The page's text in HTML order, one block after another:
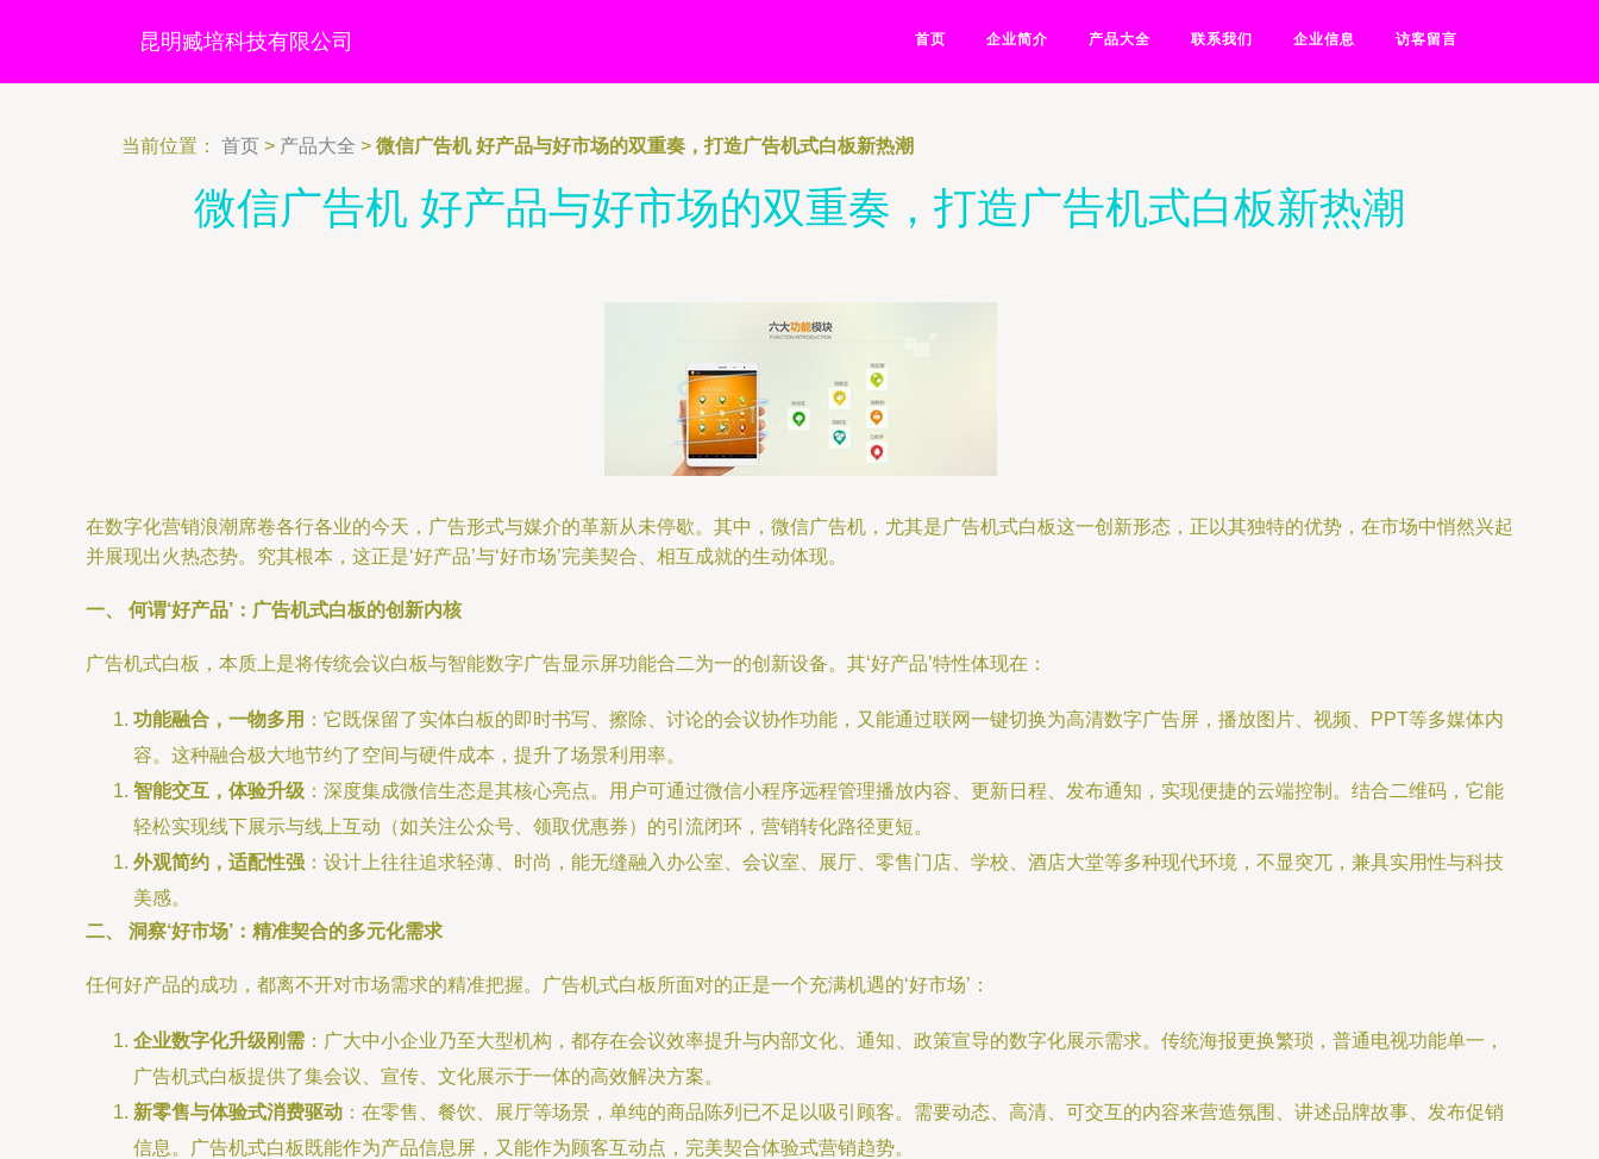
昆明臧培科技有限公司 首页 企业简介 产品大全 联系我们 企业信息 访客留言
当前位置： 首页 > 产品大全 > 微信广告机 好产品与好市场的双重奏，打造广告机式白板新热潮
微信广告机 好产品与好市场的双重奏，打造广告机式白板新热潮
在数字化营销浪潮席卷各行各业的今天，广告形式与媒介的革新从未停歇。其中，微信广告机，尤其是广告机式白板这一创新形态，正以其独特的优势，在市场中悄然兴起
并展现出火热态势。究其根本，这正是‘好产品’与‘好市场’完美契合、相互成就的生动体现。
一、 何谓‘好产品’：广告机式白板的创新内核
广告机式白板，本质上是将传统会议白板与智能数字广告显示屏功能合二为一的创新设备。其‘好产品’特性体现在：
功能融合，一物多用 ：它既保留了实体白板的即时书写、擦除、讨论的会议协作功能，又能通过联网一键切换为高清数字广告屏，播放图片、视频、PPT等多媒体内
容。这种融合极大地节约了空间与硬件成本，提升了场景利用率。
智能交互，体验升级 ：深度集成微信生态是其核心亮点。用户可通过微信小程序远程管理播放内容、更新日程、发布通知，实现便捷的云端控制。结合二维码，它能
轻松实现线下展示与线上互动（如关注公众号、领取优惠券）的引流闭环，营销转化路径更短。
外观简约，适配性强 ：设计上往往追求轻薄、时尚，能无缝融入办公室、会议室、展厅、零售门店、学校、酒店大堂等多种现代环境，不显突兀，兼具实用性与科技
美感。
二、 洞察‘好市场’：精准契合的多元化需求
任何好产品的成功，都离不开对市场需求的精准把握。广告机式白板所面对的正是一个充满机遇的‘好市场’：
企业数字化升级刚需 ：广大中小企业乃至大型机构，都存在会议效率提升与内部文化、通知、政策宣导的数字化展示需求。传统海报更换繁琐，普通电视功能单一，
广告机式白板提供了集会议、宣传、文化展示于一体的高效解决方案。
新零售与体验式消费驱动 ：在零售、餐饮、展厅等场景，单纯的商品陈列已不足以吸引顾客。需要动态、高清、可交互的内容来营造氛围、讲述品牌故事、发布促销
信息。广告机式白板既能作为产品信息屏，又能作为顾客互动点，完美契合体验式营销趋势。